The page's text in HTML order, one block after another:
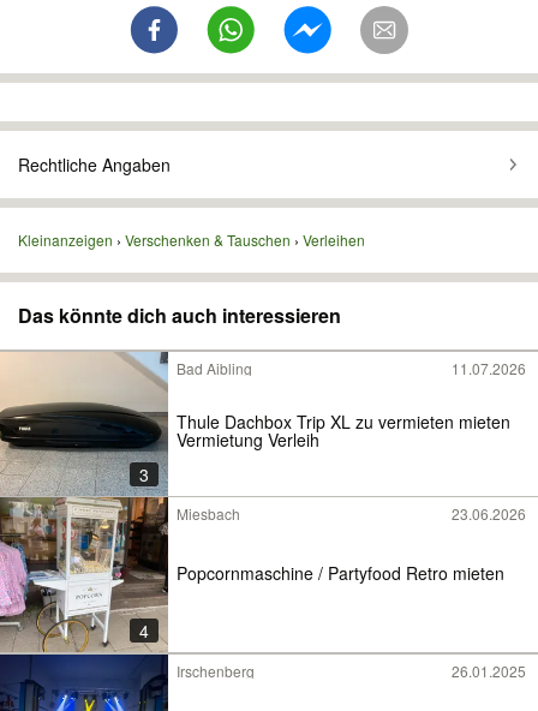
Rechtliche Angaben
Kleinanzeigen Verschenken & Tauschen Verleihen
Das könnte dich auch interessieren
3
Bad Aibling 11.07.2026
Thule Dachbox Trip XL zu vermieten mieten
Vermietung Verleih
4
Miesbach 23.06.2026
Popcornmaschine / Partyfood Retro mieten
Irschenberg 26.01.2025